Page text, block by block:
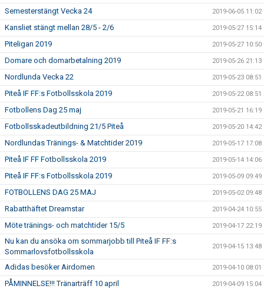
Semesterstängt Vecka 24 2019-06-05 11:02
Kansliet stängt mellan 28/5 - 2/6 2019-05-27 15:14
Piteligan 2019 2019-05-27 10:50
Domare och domarbetalning 2019 2019-05-26 21:13
Nordlunda Vecka 22 2019-05-23 08:51
Piteå IF FF:s Fotbollsskola 2019 2019-05-22 08:51
Fotbollens Dag 25 maj 2019-05-21 16:19
Fotbollsskadeutbildning 21/5 Piteå 2019-05-20 14:42
Nordlundas Tränings- & Matchtider 2019 2019-05-17 17:08
Piteå IF FF Fotbollsskola 2019 2019-05-14 14:06
Piteå IF FF:s Fotbollsskola 2019 2019-05-09 09:49
FOTBOLLENS DAG 25 MAJ 2019-05-02 09:48
Rabatthäftet Dreamstar 2019-04-24 10:55
Möte tränings- och matchtider 15/5 2019-04-17 22:19
Nu kan du ansöka om sommarjobb till Piteå IF FF:s
Sommarlovsfotbollsskola
2019-04-15 13:48
Adidas besöker Airdomen 2019-04-10 08:01
PÅMINNELSE!!! Tränarträff 10 april 2019-04-09 15:04